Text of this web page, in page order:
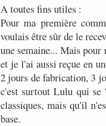
A toutes fins utiles :
Pour ma première
voulais être sûr de le
une semaine... Mais
et je l'ai aussi reçue en
2 jours de fabrication, 3
c'est surtout Lulu qui se
classiques, mais qu'il
base.